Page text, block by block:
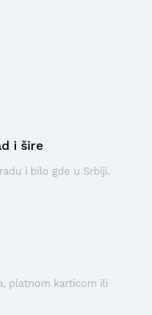
i šire
i bilo gde u Srbiji.
platnom karticom ili